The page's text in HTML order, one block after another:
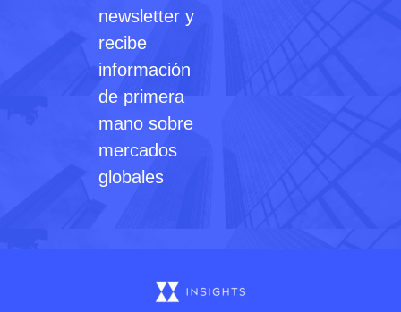
newsletter y
recibe
información
de primera
mano sobre
mercados
globales